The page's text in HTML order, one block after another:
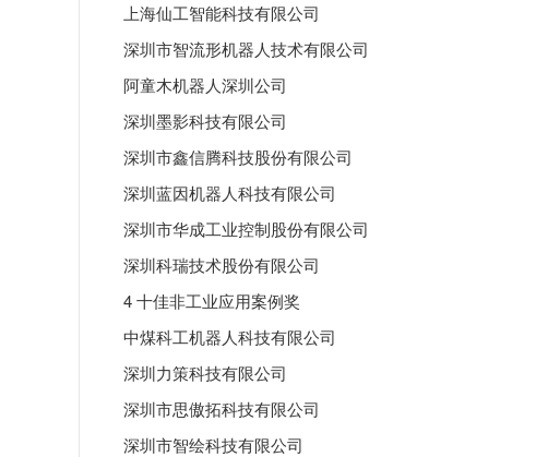
上海仙工智能科技有限公司
深圳市智流形机器人技术有限公司
阿童木机器人深圳公司
深圳墨影科技有限公司
深圳市鑫信腾科技股份有限公司
深圳蓝因机器人科技有限公司
深圳市华成工业控制股份有限公司
深圳科瑞技术股份有限公司
4 十佳非工业应用案例奖
中煤科工机器人科技有限公司
深圳力策科技有限公司
深圳市思傲拓科技有限公司
深圳市智绘科技有限公司